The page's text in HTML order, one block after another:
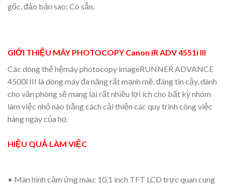
gốc, đảo bản sao: Có sẳn.
GIỚI THIỆU MÁY PHOTOCOPY Canon iR ADV 4551i III
Các dòng thế hệmáy photocopy imageRUNNER ADVANCE
4500i III là dòng máy đa năng rất mạnh mẽ, đáng tin cậy, dành
cho văn phòng sẽ mang lại rất nhiều lợi ích cho bất kỳ nhóm
làm việc nhỏ nào bằng cách cải thiện các quy trình công việc
hàng ngày của họ.
HIỆU QUẢ LÀM VIỆC
• Màn hình cảm ứng màu: 10.1 inch TFT LCD trực quan cung